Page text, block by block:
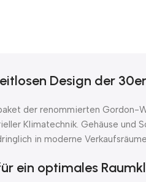
Design der
der renommierten Gordon-
Klimatechnik. Gehäuse und
in moderne
ein optimales